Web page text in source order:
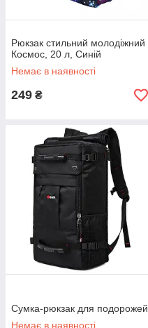
Рюкзак стильний молодіжний
Космос, 20 л, Синій
Немає в наявності
249 ₴
Сумка-рюкзак для подорожей
Немає в наявності